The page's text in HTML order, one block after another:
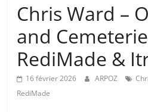
Chris Ward –
and
RediMade &
16 février 2026 ARPOZ
RediMade